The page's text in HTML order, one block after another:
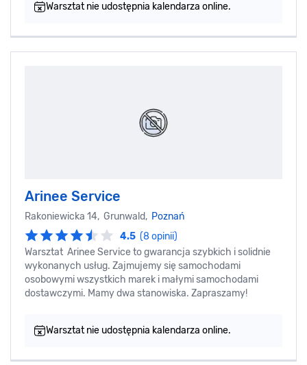
Warsztat nie udostępnia kalendarza online.
Arinee Service
Rakoniewicka 14, Grunwald, Poznań
4.5 (8 opinii)
Warsztat Arinee Service to gwarancja szybkich i solidnie
wykonanych usług. Zajmujemy się samochodami
osobowymi wszystkich marek i małymi samochodami
dostawczymi. Mamy dwa stanowiska. Zapraszamy!
Warsztat nie udostępnia kalendarza online.